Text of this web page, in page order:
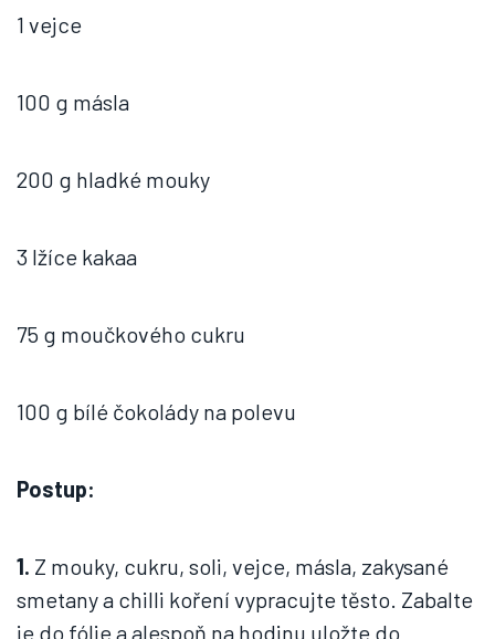
1 vejce
100 g másla
200 g hladké mouky
3 lžíce kakaa
75 g moučkového cukru
100 g bílé čokolády na polevu
Postup:
1. Z mouky, cukru, soli, vejce, másla, zakysané
smetany a chilli koření vypracujte těsto. Zabalte
je do fólie a alespoň na hodinu uložte do